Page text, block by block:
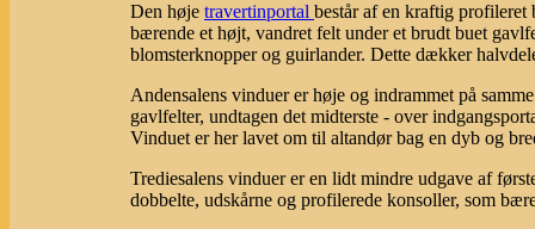
Den høje travertinportal består af en kraftig
bærende et højt, vandret felt under et brudt buet
blomsterknopper og guirlander. Dette dækker
Andensalens vinduer er høje og indrammet på
gavlfelter, undtagen det midterste - over
Vinduet er her lavet om til altandør bag en dyb og
Trediesalens vinduer er en lidt mindre udgave af
dobbelte, udskårne og profilerede konsoller, som